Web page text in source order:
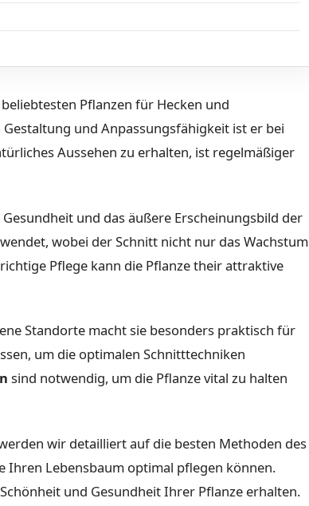
Pflanzen für Hecken und
und Anpassungsfähigkeit ist er bei
Aussehen zu erhalten, ist regelmäßiger
und das äußere Erscheinungsbild der
wobei der Schnitt nicht nur das Wachstum
Pflege kann die Pflanze their attraktive
Standorte macht sie besonders praktisch für
um die optimalen Schnitttechniken
sind notwendig, um die Pflanze vital zu halten
wir detailliert auf die besten Methoden des
Ihren Lebensbaum optimal pflegen können.
und Gesundheit Ihrer Pflanze erhalten.